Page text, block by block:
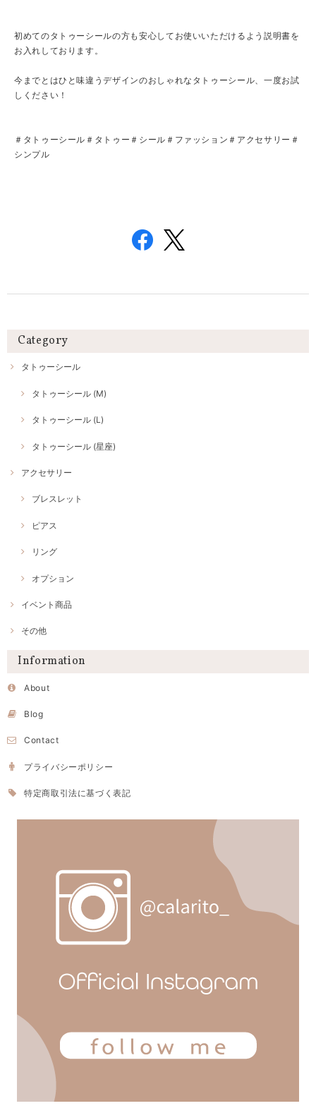
初めてのタトゥーシールの方も安心してお使いいただけるよう説明書を
お入れしております。
今までとはひと味違うデザインのおしゃれなタトゥーシール、一度お試
しください！
＃タトゥーシール＃タトゥー＃シール＃ファッション＃アクセサリー＃
シンプル
Category
タトゥーシール
タトゥーシール (M)
タトゥーシール (L)
タトゥーシール (星座)
アクセサリー
ブレスレット
ピアス
リング
オプション
イベント商品
その他
Information
About
Blog
Contact
プライバシーポリシー
特定商取引法に基づく表記